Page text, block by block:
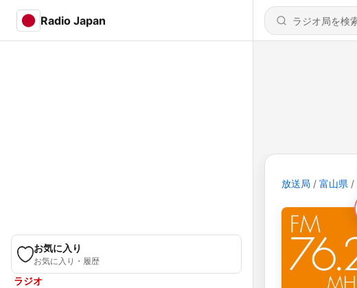
Radio Japan
お気に入り
お気に入り・履歴
ラジオ
放送局 富山県